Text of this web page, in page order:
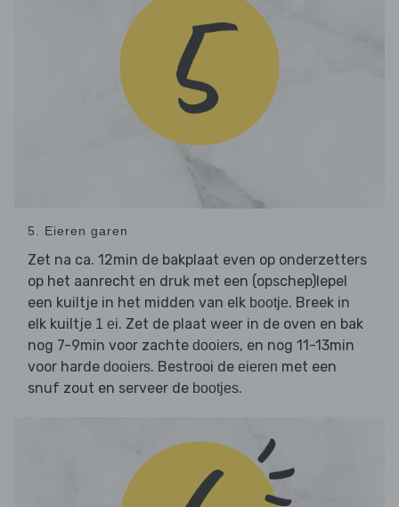
5. Eieren garen
Zet na ca. 12min de bakplaat even op onderzetters
op het aanrecht en druk met een (opschep)lepel
een kuiltje in het midden van elk bootje. Breek in
elk kuiltje 1 ei. Zet de plaat weer in de oven en bak
nog 7-9min voor zachte dooiers, en nog 11-13min
voor harde dooiers. Bestrooi de eieren met een
snuf zout en serveer de bootjes.